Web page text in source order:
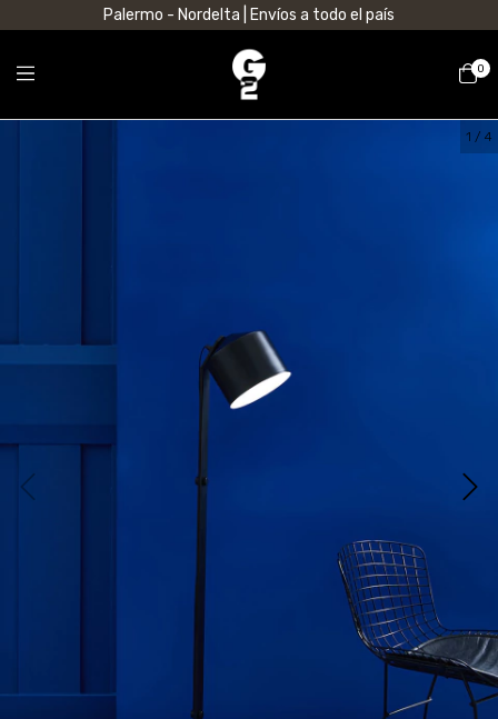
Palermo - Nordelta | Envíos a todo el país
0
1 / 4